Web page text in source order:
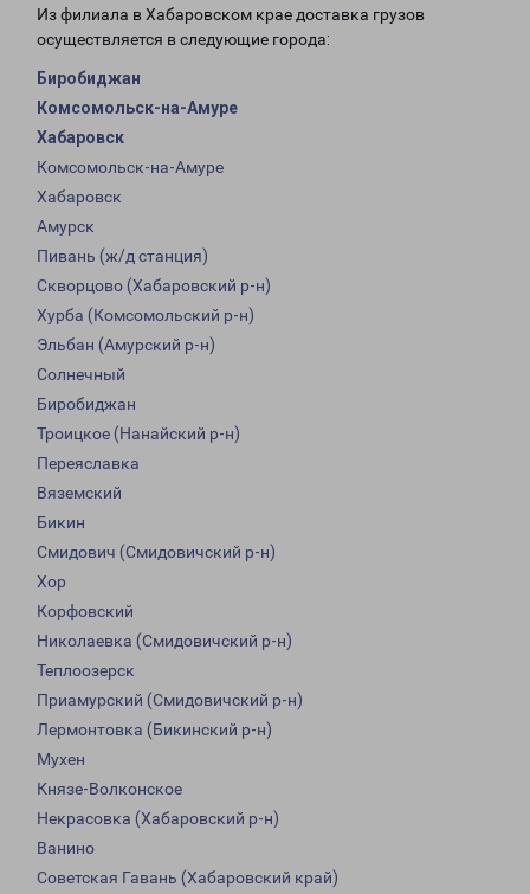
Из филиала в Хабаровском крае доставка грузов
осуществляется в следующие города:
Биробиджан
Комсомольск-на-Амуре
Хабаровск
Комсомольск-на-Амуре
Хабаровск
Амурск
Пивань (ж/д станция)
Скворцово (Хабаровский р-н)
Хурба (Комсомольский р-н)
Эльбан (Амурский р-н)
Солнечный
Биробиджан
Троицкое (Нанайский р-н)
Переяславка
Вяземский
Бикин
Смидович (Смидовичский р-н)
Хор
Корфовский
Николаевка (Смидовичский р-н)
Теплоозерск
Приамурский (Смидовичский р-н)
Лермонтовка (Бикинский р-н)
Мухен
Князе-Волконское
Некрасовка (Хабаровский р-н)
Ванино
Советская Гавань (Хабаровский край)